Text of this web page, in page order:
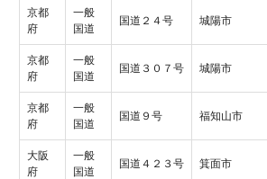
京都
府
一般
国道
国道２４号 城陽市
京都
府
一般
国道
国道３０７号 城陽市
京都
府
一般
国道
国道９号 福知山市
大阪
府
一般
国道
国道４２３号 箕面市